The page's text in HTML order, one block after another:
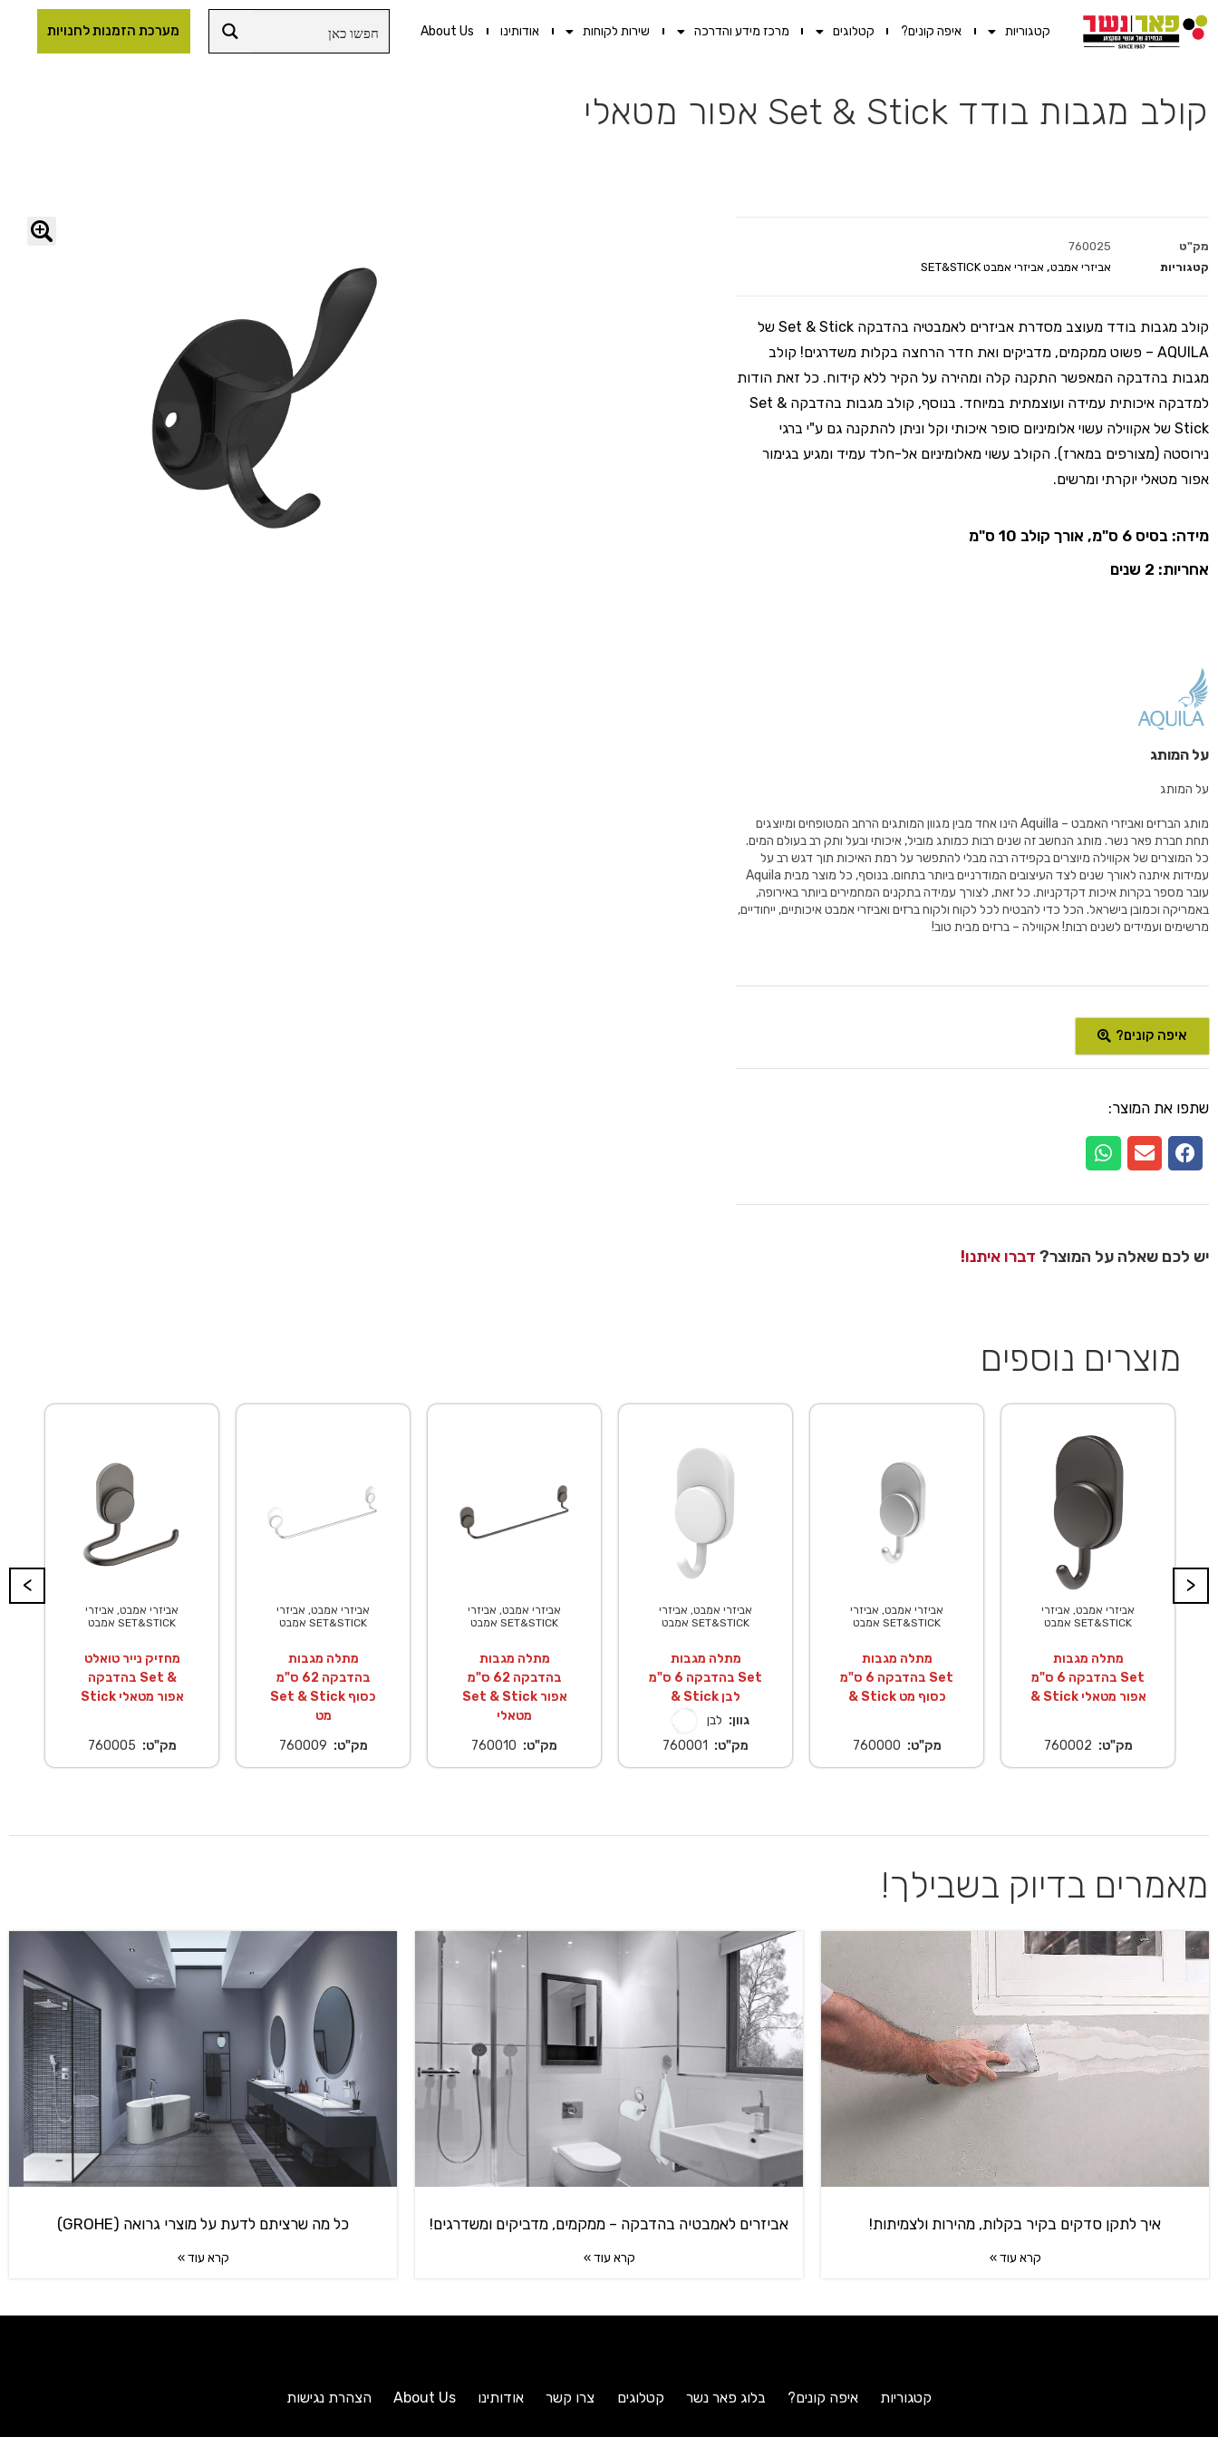
קטגוריות איפה קונים? קטלוגים מרכז מידע והדרכה שירות לקוחות אודותינו About Us מערכת הזמנות לחנויות
קולב מגבות בודד Set & Stick אפור מטאלי
מק"ט
760025
קטגוריות
אביזרי אמבט, אביזרי אמבט SET&STICK
קולב מגבות בודד מעוצב מסדרת אביזרים לאמבטיה בהדבקה Set & Stick של
AQUILA – פשוט ממקמים, מדביקים ואת חדר הרחצה בקלות משדרגים! קולב
מגבות בהדבקה המאפשר התקנה קלה ומהירה על הקיר ללא קידוח. כל זאת הודות
למדבקה איכותית עמידה ועוצמתית במיוחד. בנוסף, קולב מגבות בהדבקה Set &
Stick של אקווילה עשוי אלומיניום סופר איכותי וקל וניתן להתקנה גם ע"י ברגי
נירוסטה (מצורפים במארז). הקולב עשוי מאלומיניום אל-חלד עמיד ומגיע בגימור
אפור מטאלי יוקרתי ומרשים.
מידה: בסיס 6 ס"מ, אורך קולב 10 ס"מ
אחריות: 2 שנים
על המותג
על המותג
מותג הברזים ואביזרי האמבט – Aquilla הינו אחד מבין מגוון המותגים הרחב המטופחים ומיוצגים
תחת חברת פאר נשר. מותג הנחשב זה שנים רבות כמותג מוביל, איכותי ובעל ותק רב בעולם המים.
כל המוצרים של אקווילה מיוצרים בקפידה רבה מבלי להתפשר על רמת האיכות תוך דגש רב על
עמידות איתנה לאורך שנים לצד העיצובים המודרניים ביותר בתחום. בנוסף, כל מוצר מבית Aquila
עובר מספר בקרות איכות דקדקניות. כל זאת, לצורך עמידה בתקנים המחמירים ביותר באירופה,
באמריקה וכמובן בישראל. הכל כדי להבטיח לכל לקוח ולקוח ברזים ואביזרי אמבט איכותיים, ייחודיים,
מרשימים ועמידים לשנים רבות! אקווילה – ברזים מבית טוב!
איפה קונים?
שתפו את המוצר:
יש לכם שאלה על המוצר? דברו איתנו!
מוצרים נוספים
>
אביזרי אמבט, אביזרי
אמבט SET&STICK
מתלה מגבות
בהדבקה 6 ס"מ Set
& Stick אפור מטאלי
מק"ט: 760002
אביזרי אמבט, אביזרי
אמבט SET&STICK
מתלה מגבות
בהדבקה 6 ס"מ Set
& Stick כסוף מט
מק"ט: 760000
אביזרי אמבט, אביזרי
אמבט SET&STICK
מתלה מגבות
בהדבקה 6 ס"מ Set
& Stick לבן
גוון: לבן
מק"ט: 760001
אביזרי אמבט, אביזרי
אמבט SET&STICK
מתלה מגבות
בהדבקה 62 ס"מ
Set & Stick אפור
מטאלי
מק"ט: 760010
אביזרי אמבט, אביזרי
אמבט SET&STICK
מתלה מגבות
בהדבקה 62 ס"מ
Set & Stick כסוף
מט
מק"ט: 760009
אביזרי אמבט, אביזרי
אמבט SET&STICK
מחזיק נייר טואלט
בהדבקה Set &
Stick אפור מטאלי
מק"ט: 760005
<
מאמרים בדיוק בשבילך!
איך לתקן סדקים בקיר בקלות, מהירות ולצמיתות!
קרא עוד »
אביזרים לאמבטיה בהדבקה – ממקמים, מדביקים ומשדרגים!
קרא עוד »
כל מה שרציתם לדעת על מוצרי גרואה (GROHE)
קרא עוד »
קטגוריות איפה קונים? בלוג פאר נשר קטלוגים צרו קשר אודותינו About Us הצהרת נגישות